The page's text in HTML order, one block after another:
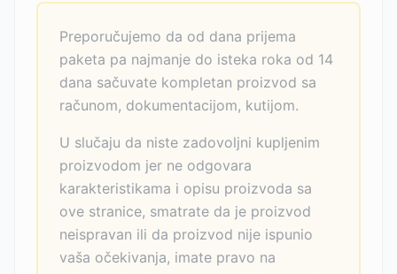
Preporučujemo da od dana prijema
paketa pa najmanje do isteka roka od 14
dana sačuvate kompletan proizvod sa
računom, dokumentacijom, kutijom.
U slučaju da niste zadovoljni kupljenim
proizvodom jer ne odgovara
karakteristikama i opisu proizvoda sa
ove stranice, smatrate da je proizvod
neispravan ili da proizvod nije ispunio
vaša očekivanja, imate pravo na